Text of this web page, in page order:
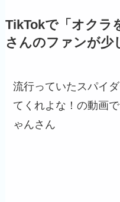
TikTokで「オクラ
さんのファンが少
流行っていたスパイ
てくれよな！の動画
ゃんさん